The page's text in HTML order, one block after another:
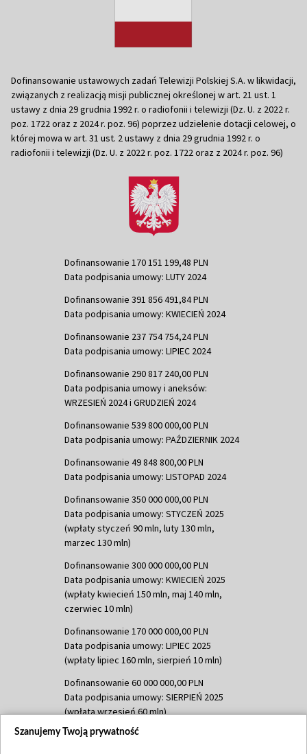
Dofinansowanie ustawowych zadań Telewizji Polskiej S.A. w likwidacji,
związanych z realizacją misji publicznej określonej w art. 21 ust. 1
ustawy z dnia 29 grudnia 1992 r. o radiofonii i telewizji (Dz. U. z 2022 r.
poz. 1722 oraz z 2024 r. poz. 96) poprzez udzielenie dotacji celowej, o
której mowa w art. 31 ust. 2 ustawy z dnia 29 grudnia 1992 r. o
radiofonii i telewizji (Dz. U. z 2022 r. poz. 1722 oraz z 2024 r. poz. 96)
Dofinansowanie 170 151 199,48 PLN
Data podpisania umowy: LUTY 2024
Dofinansowanie 391 856 491,84 PLN
Data podpisania umowy: KWIECIEŃ 2024
Dofinansowanie 237 754 754,24 PLN
Data podpisania umowy: LIPIEC 2024
Dofinansowanie 290 817 240,00 PLN
Data podpisania umowy i aneksów:
WRZESIEŃ 2024 i GRUDZIEŃ 2024
Dofinansowanie 539 800 000,00 PLN
Data podpisania umowy: PAŹDZIERNIK 2024
Dofinansowanie 49 848 800,00 PLN
Data podpisania umowy: LISTOPAD 2024
Dofinansowanie 350 000 000,00 PLN
Data podpisania umowy: STYCZEŃ 2025
(wpłaty styczeń 90 mln, luty 130 mln,
marzec 130 mln)
Dofinansowanie 300 000 000,00 PLN
Data podpisania umowy: KWIECIEŃ 2025
(wpłaty kwiecień 150 mln, maj 140 mln,
czerwiec 10 mln)
Dofinansowanie 170 000 000,00 PLN
Data podpisania umowy: LIPIEC 2025
(wpłaty lipiec 160 mln, sierpień 10 mln)
Dofinansowanie 60 000 000,00 PLN
Data podpisania umowy: SIERPIEŃ 2025
(wpłata wrzesień 60 mln)
Dofinansowanie 635 783 051,21 PLN
Szanujemy Twoją prywatność